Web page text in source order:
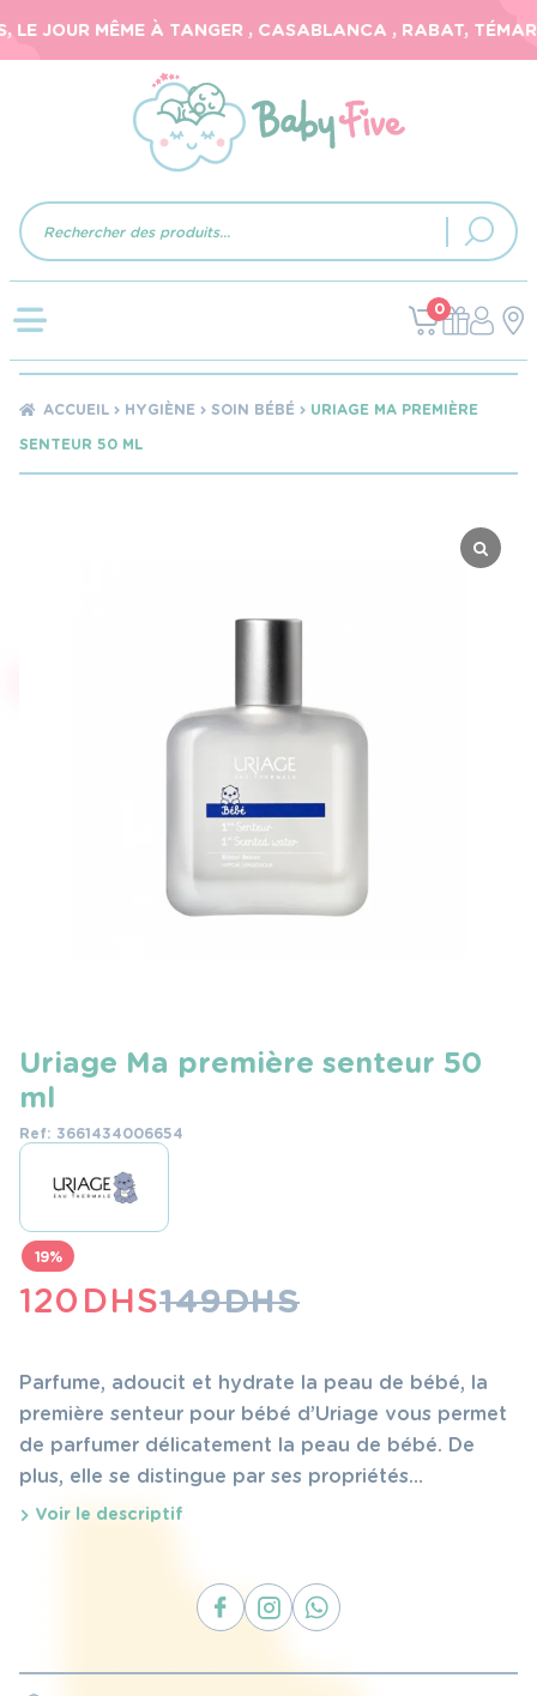
JOUR MÊME À TANGER , CASABLANCA , RABAT,
Recherche
de
produits
0
ACCUEIL HYGIÈNE SOIN BÉBÉ
URIAGE MA PREMIÈRE
SENTEUR 50 ML
Uriage Ma première senteur 50
ml
Ref: 3661434006654
149DHS
LE
INITIAL
ÉTAIT :
149 DHS.
120 DHS
LE
ACTUEL
EST :
120 DHS.
19%
Parfume, adoucit et hydrate la peau de bébé, la
première senteur pour bébé d’Uriage vous permet
de parfumer délicatement la peau de bébé. De
plus, elle se distingue par ses propriétés
hydratantes et adoucissantes. Enrichie en eau
Voir le descriptif